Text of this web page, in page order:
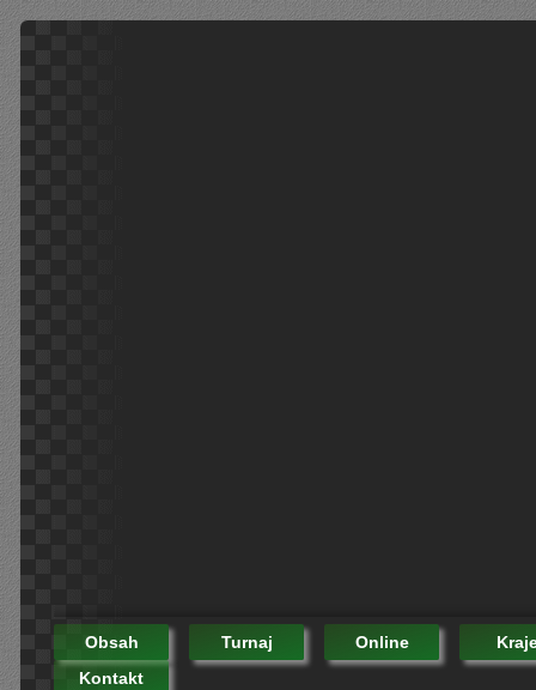
Obsah Turnaj Online
Kontakt